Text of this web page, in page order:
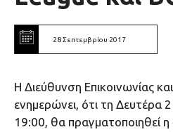
28 Σεπτεμβρίου 2017
Η Διεύθυνση Επικοινωνίας
ενημερώνει, ότι τη Δευτέρα
19:00, θα πραγματοποιηθεί